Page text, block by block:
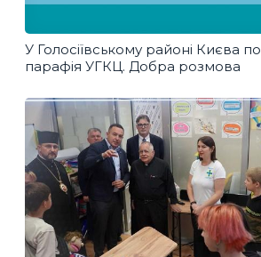
У Голосіївському районі Києва
парафія УГКЦ. Добра розмова